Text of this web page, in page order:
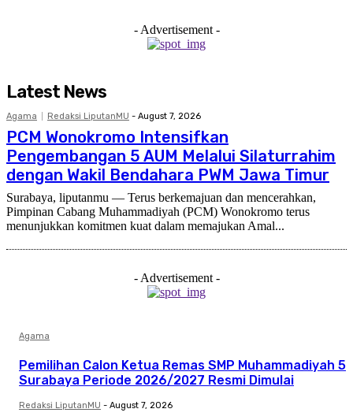
- Advertisement -
Latest News
Agama Redaksi LiputanMU - August 7, 2026
PCM Wonokromo Intensifkan
Pengembangan 5 AUM Melalui Silaturrahim
dengan Wakil Bendahara PWM Jawa Timur
Surabaya, liputanmu — Terus berkemajuan dan mencerahkan,
Pimpinan Cabang Muhammadiyah (PCM) Wonokromo terus
menunjukkan komitmen kuat dalam memajukan Amal...
- Advertisement -
Agama
Pemilihan Calon Ketua Remas SMP Muhammadiyah 5
Surabaya Periode 2026/2027 Resmi Dimulai
Redaksi LiputanMU - August 7, 2026